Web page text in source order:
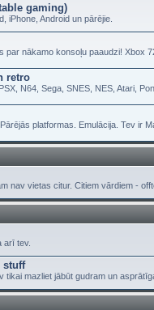
gaming)
iPhone, Android un pārējie.
par nākamo konsoļu paaudzi! Xbox
retro
N64, Sega, SNES, NES, Atari,
platformas. Emulācija. Tev ir
nav vietas citur. Citiem vārdiem -
arī tev.
stuff
tikai mazliet jābūt gudram un